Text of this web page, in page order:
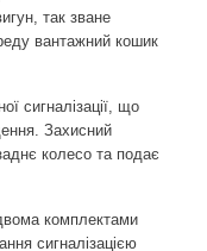
так зване
вантажний кошик
сигналізації, що
Захисний
колесо та подає
комплектами
сигналізацією